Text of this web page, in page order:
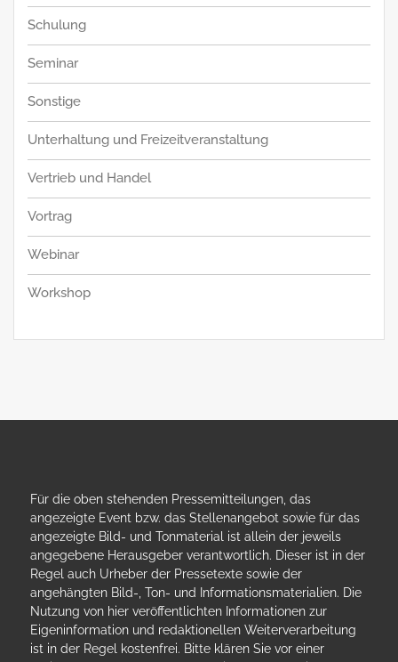
Schulung
Seminar
Sonstige
Unterhaltung und Freizeitveranstaltung
Vertrieb und Handel
Vortrag
Webinar
Workshop
Für die oben stehenden Pressemitteilungen, das
angezeigte Event bzw. das Stellenangebot sowie für das
angezeigte Bild- und Tonmaterial ist allein der jeweils
angegebene Herausgeber verantwortlich. Dieser ist in der
Regel auch Urheber der Pressetexte sowie der
angehängten Bild-, Ton- und Informationsmaterialien. Die
Nutzung von hier veröffentlichten Informationen zur
Eigeninformation und redaktionellen Weiterverarbeitung
ist in der Regel kostenfrei. Bitte klären Sie vor einer